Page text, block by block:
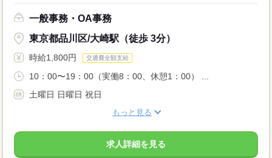
一般事務・OA事務
東京都品川区/大崎駅（徒歩 3分）
時給1,800円 交通費全額支給
10：00〜19：00（実働8：00、休憩1：00） ...
土曜日 日曜日 祝日
もっと見る
求人詳細を見る